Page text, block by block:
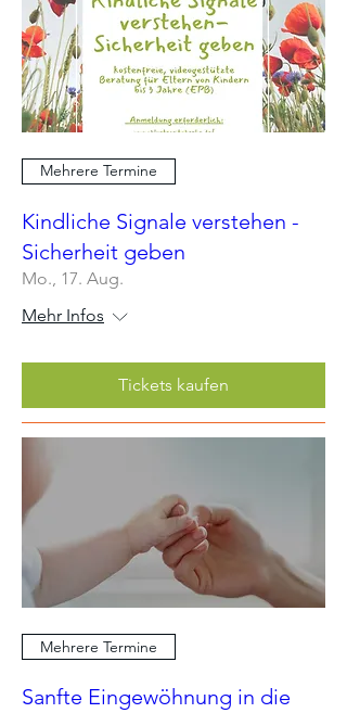
Mehrere Termine
Kindliche Signale verstehen -
Sicherheit geben
Mo., 17. Aug.
Mehr Infos
Tickets kaufen
Mehrere Termine
Sanfte Eingewöhnung in die